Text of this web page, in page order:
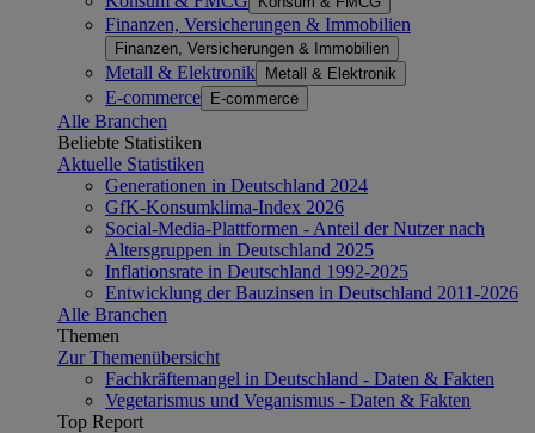
Finanzen, Versicherungen & Immobilien
Finanzen, Versicherungen & Immobilien
Metall & Elektronik Metall & Elektronik
E-commerce E-commerce
Alle Branchen
Beliebte Statistiken
Aktuelle Statistiken
Generationen in Deutschland 2024
GfK-Konsumklima-Index 2026
Social-Media-Plattformen - Anteil der Nutzer nach
Altersgruppen in Deutschland 2025
Inflationsrate in Deutschland 1992-2025
Entwicklung der Bauzinsen in Deutschland 2011-2026
Alle Branchen
Themen
Zur Themenübersicht
Fachkräftemangel in Deutschland - Daten & Fakten
Vegetarismus und Veganismus - Daten & Fakten
Top Report